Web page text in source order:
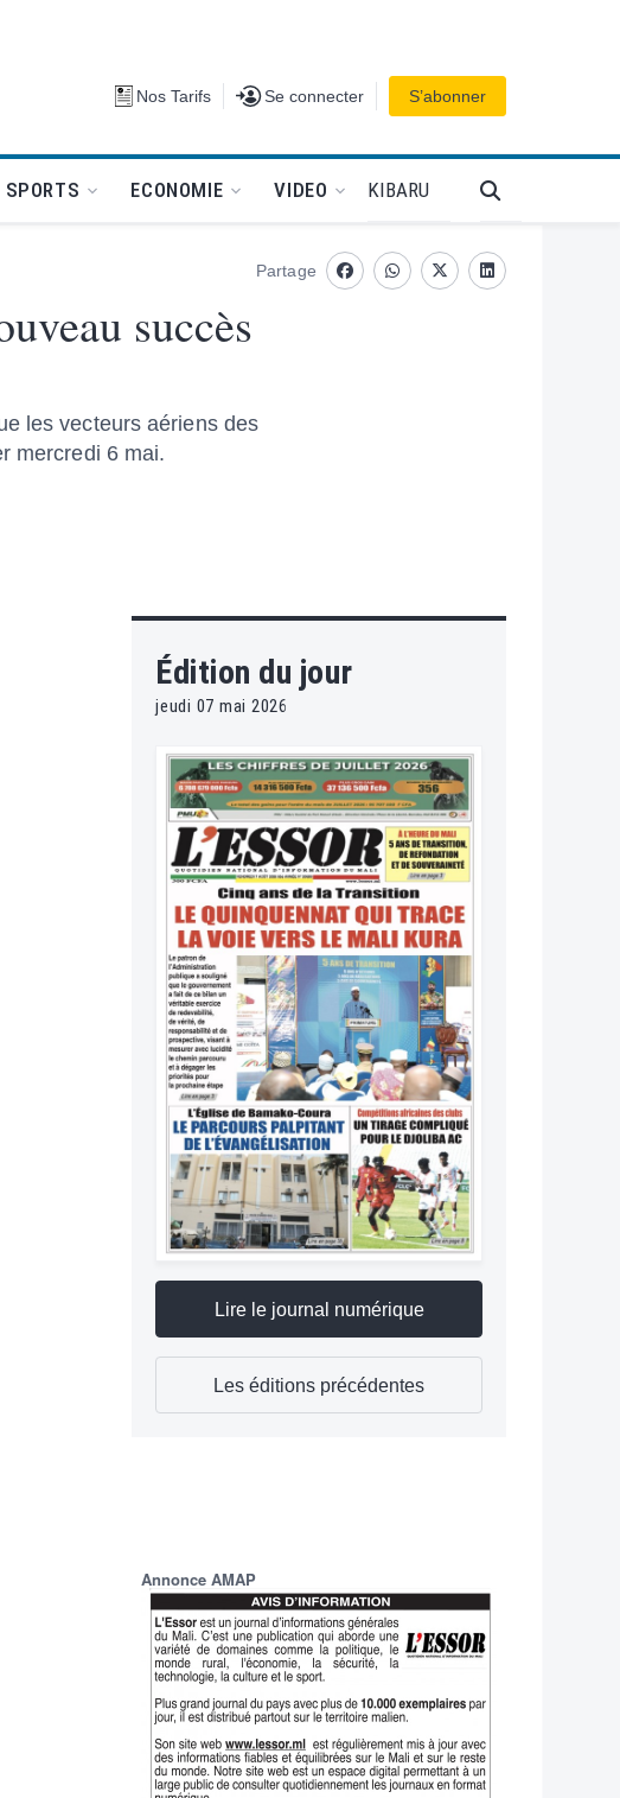
Nos Tarifs Se connecter
Se connecter S’abonner
SPORTS ECONOMIE VIDEO KIBARU
succès
les vecteurs aériens des
mercredi 6 mai.
Partage
FacebookwhatsappTwitterLinkedin
Édition du jour
jeudi 07 mai 2026
Lire le journal numérique
Les éditions précédentes
Annonce AMAP